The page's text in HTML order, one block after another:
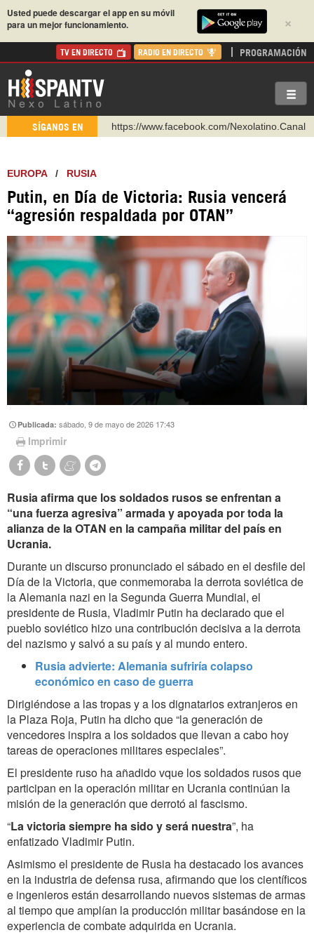
×
Usted puede descargar el app en su móvil
para un mejor funcionamiento.
TV EN DIRECTO RADIO EN DIRECTO PROGRAMACIÓN
SÍGANOS EN
https://www.facebook.com/Nexolatino.Canal
https://t.me/hispantvcanal
https://urmedium.com/c/hispantv
Instagram como: hispan_tv
EUROPA/ RUSIA
Putin, en Día de Victoria: Rusia vencerá
“agresión respaldada por OTAN”
Publicada:sábado, 9 de mayo de 2026 17:43
Imprimir
Rusia afirma que los soldados rusos se enfrentan a
“una fuerza agresiva” armada y apoyada por toda la
alianza de la OTAN en la campaña militar del país en
Ucrania.
Durante un discurso pronunciado el sábado en el desfile del
Día de la Victoria, que conmemoraba la derrota soviética de
la Alemania nazi en la Segunda Guerra Mundial, el
presidente de Rusia, Vladimir Putin ha declarado que el
pueblo soviético hizo una contribución decisiva a la derrota
del nazismo y salvó a su país y al mundo entero.
Rusia advierte: Alemania sufriría colapso
económico en caso de guerra
Dirigiéndose a las tropas y a los dignatarios extranjeros en
la Plaza Roja, Putin ha dicho que “la generación de
vencedores inspira a los soldados que llevan a cabo hoy
tareas de operaciones militares especiales”.
El presidente ruso ha añadido vque los soldados rusos que
participan en la operación militar en Ucrania continúan la
misión de la generación que derrotó al fascismo.
“La victoria siempre ha sido y será nuestra”, ha
enfatizado Vladimir Putin.
Asimismo el presidente de Rusia ha destacado los avances
en la industria de defensa rusa, afirmando que los científicos
e ingenieros están desarrollando nuevos sistemas de armas
al tiempo que amplían la producción militar basándose en la
experiencia de combate adquirida en Ucrania.